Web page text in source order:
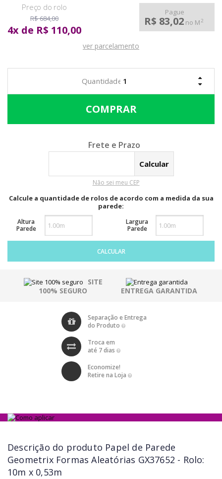
R$ 684,00
4x de R$ 110,00
Pague
R$ 83,02 no M2
ver parcelamento
Calcular o Frete
Não sei meu CEP
Calcule a quantidade de rolos de acordo com a medida da sua
parede:
Altura
Parede
Largura
Parede
CALCULAR
SITE
100% SEGURO
ENTREGA GARANTIDA
Separação e Entrega
do Produto
Troca em
até 7 dias
Economize!
Retire na Loja
Descrição do produto Papel de Parede
Geometrix Formas Aleatórias GX37652 - Rolo:
10m x 0,53m